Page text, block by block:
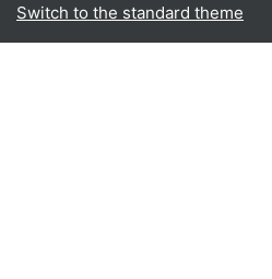
Switch to the standard theme